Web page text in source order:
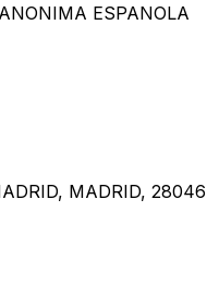
ESPANOLA
MADRID, 28046